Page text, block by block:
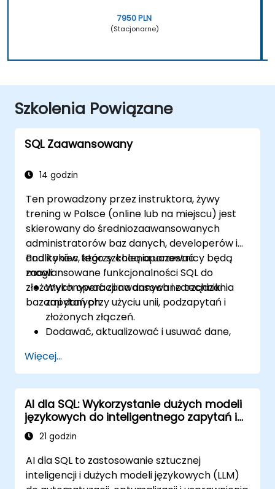
7950 PLN
(Stacjonarne)
Szkolenia Powiązane
SQL Zaawansowany
14 godzin
Ten prowadzony przez instruktora, żywy
trening w Polsce (online lub na miejscu) jest
skierowany do średniozaawansowanych
administratorów baz danych, developerów i
analityków, którzy chcą opanować
zaawansowane funkcjonalności SQL do
złożonych operacji na danych i zarządzania
bazami danych.
Pod koniec tego szkolenia uczestnicy będą
mogli:
Wykonywać zaawansowane techniki
zapytań przy użyciu unii, podzapytań i
złożonych złączeń.
Dodawać, aktualizować i usuwać dane,
Zapewniać integralność danych poprzez
transakcje i manipulować strukturami baz
danych.
Tworzyć i zarządzać bazami danych
efektywnie dla solidnego
przechowywania i pobierania danych.
Więcej...
AI dla SQL: Wykorzystanie dużych modeli
językowych do inteligentnego zapytań i
optymalizacji
21 godzin
AI dla SQL to zastosowanie sztucznej
inteligencji i dużych modeli językowych (LLM)